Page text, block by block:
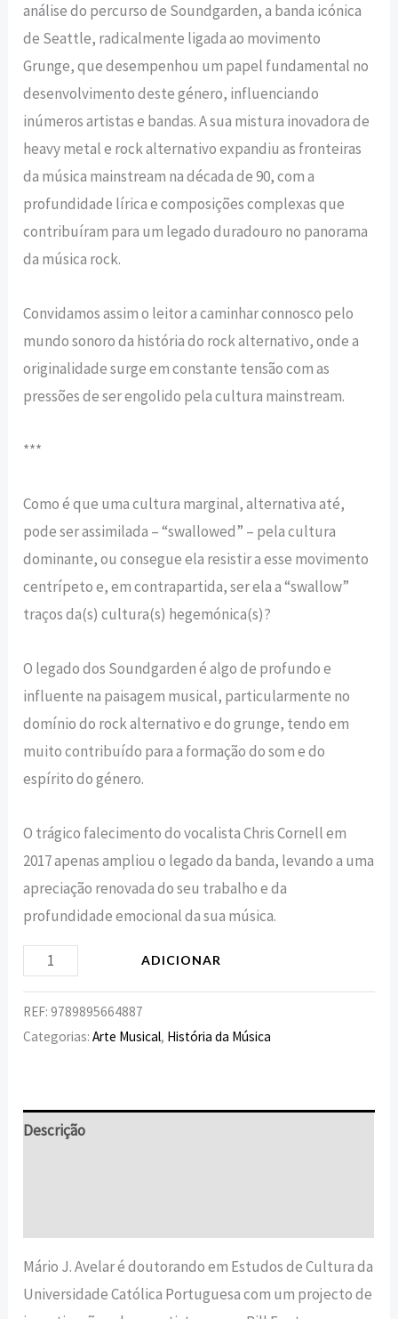
análise do percurso de Soundgarden, a banda icónica
de Seattle, radicalmente ligada ao movimento
Grunge, que desempenhou um papel fundamental no
desenvolvimento deste género, influenciando
inúmeros artistas e bandas. A sua mistura inovadora de
heavy metal e rock alternativo expandiu as fronteiras
da música mainstream na década de 90, com a
profundidade lírica e composições complexas que
contribuíram para um legado duradouro no panorama
da música rock.
Convidamos assim o leitor a caminhar connosco pelo
mundo sonoro da história do rock alternativo, onde a
originalidade surge em constante tensão com as
pressões de ser engolido pela cultura mainstream.
***
Como é que uma cultura marginal, alternativa até,
pode ser assimilada – “swallowed” – pela cultura
dominante, ou consegue ela resistir a esse movimento
centrípeto e, em contrapartida, ser ela a “swallow”
traços da(s) cultura(s) hegemónica(s)?
O legado dos Soundgarden é algo de profundo e
influente na paisagem musical, particularmente no
domínio do rock alternativo e do grunge, tendo em
muito contribuído para a formação do som e do
espírito do género.
O trágico falecimento do vocalista Chris Cornell em
2017 apenas ampliou o legado da banda, levando a uma
apreciação renovada do seu trabalho e da
profundidade emocional da sua música.
ADICIONAR
REF:9789895664887
Categorias:Arte Musical, História da Música
Descrição
Mário J. Avelar é doutorando em Estudos de Cultura da
Universidade Católica Portuguesa com um projecto de